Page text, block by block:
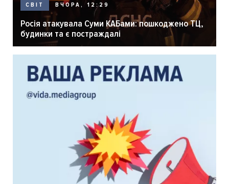
СВІТ ВЧОРА, 12:29
Росія атакувала Суми КАБами: пошкоджено ТЦ,
будинки та є постраждалі